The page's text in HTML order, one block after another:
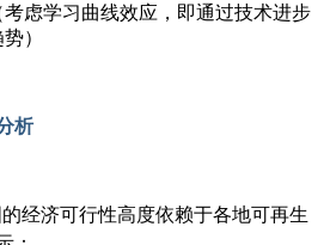
虑学习曲线效应，即通过技术进步
）
析
经济可行性高度依赖于各地可再生